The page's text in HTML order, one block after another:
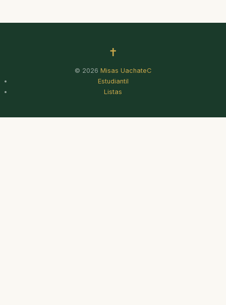
✝
© 2026 Misas UachateC
Estudiantil
Listas